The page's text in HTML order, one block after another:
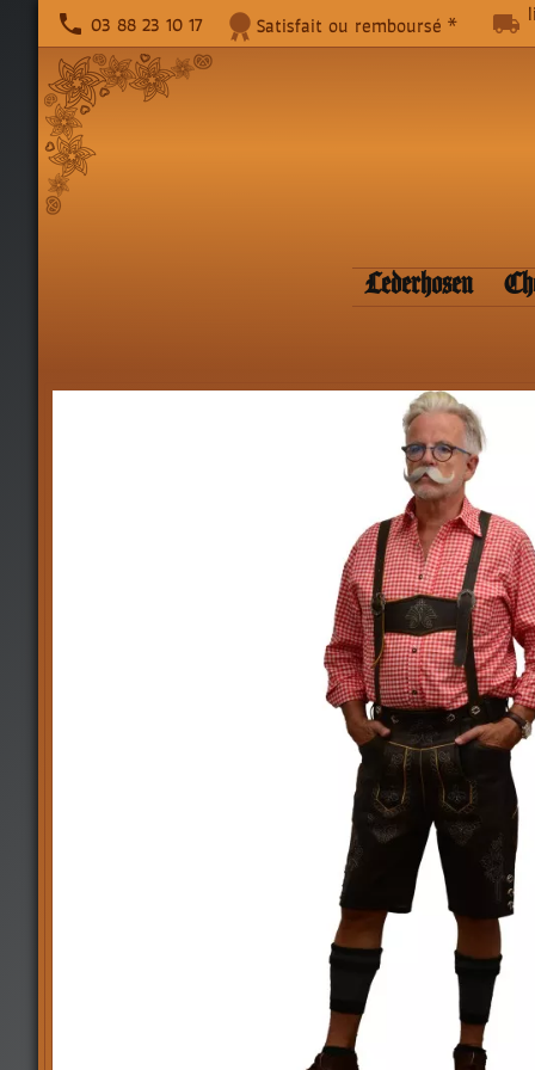
Satisfait ou remboursé * local_shipping
phone 03 88 23 10 17
Lederhosen